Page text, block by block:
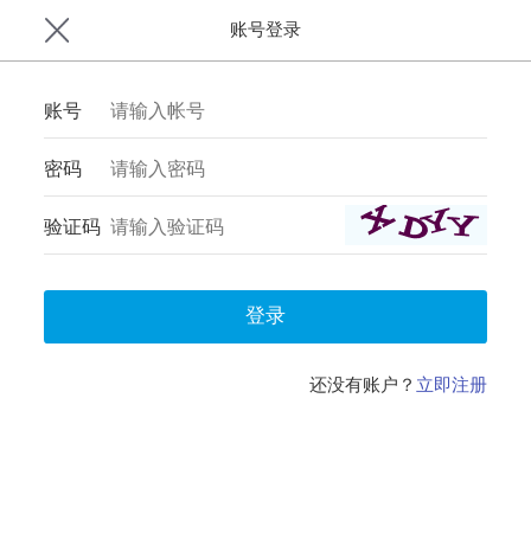
账号登录
账号
密码
验证码
登录
还没有账户？ 立即注册